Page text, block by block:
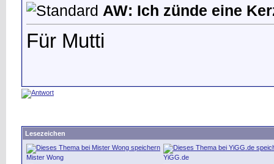
AW: Ich zünde eine
Für Mutti
Lesezeichen
Mister Wong
YiGG.de